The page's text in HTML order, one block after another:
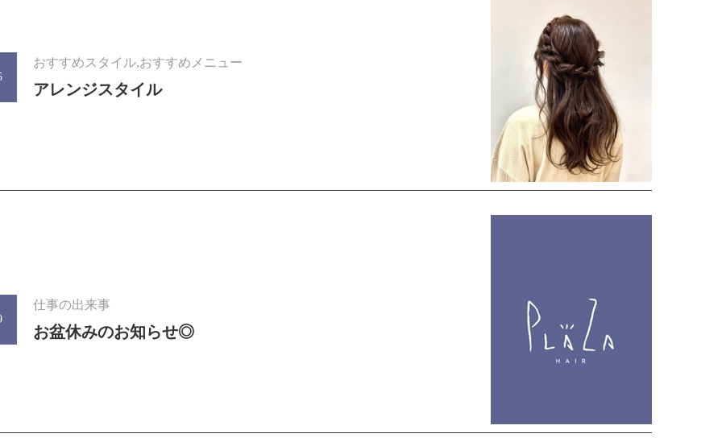
おすすめスタイル,おすすめメニュー
アレンジスタイル
仕事の出来事
お盆休みのお知らせ◎